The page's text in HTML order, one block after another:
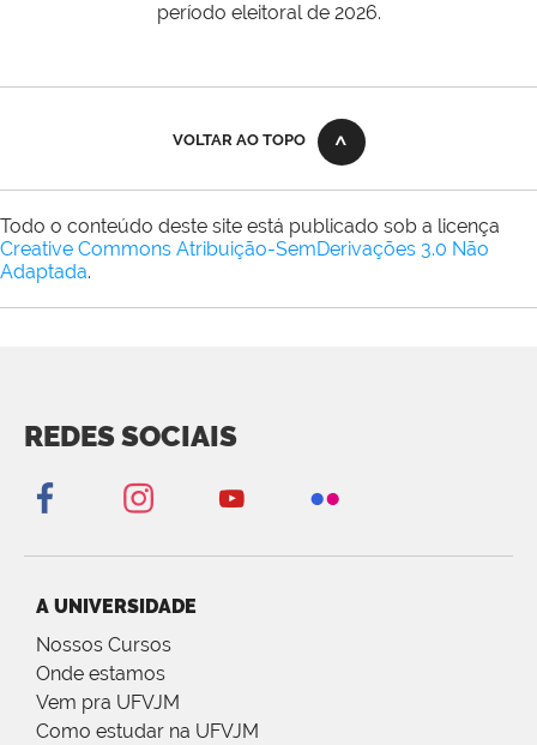
período eleitoral de 2026.
VOLTAR AO TOPO
Todo o conteúdo deste site está publicado sob a licença
Creative Commons Atribuição-SemDerivações 3.0 Não
Adaptada.
REDES SOCIAIS
A UNIVERSIDADE
Nossos Cursos
Onde estamos
Vem pra UFVJM
Como estudar na UFVJM